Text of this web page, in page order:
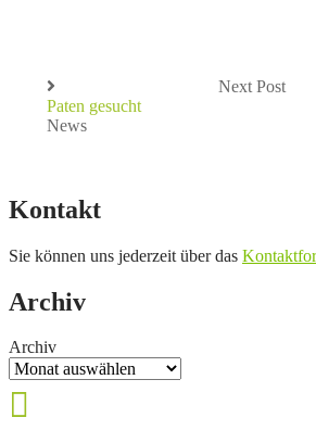
Next Post
Paten gesucht
News
Kontakt
Sie können uns jederzeit über das
Archiv
Archiv